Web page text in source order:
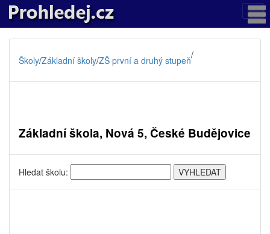
Školy/Základní školy/ZŠ první a druhý stupeň/
Základní škola, Nová 5, České Budějovice
Hledat školu: